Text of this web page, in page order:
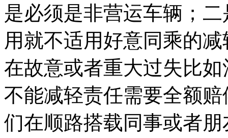
是必须是非营运车辆；
用就不适用好意同乘的
在故意或者重大过失比
不能减轻责任需要全额
们在顺路搭载同事或者